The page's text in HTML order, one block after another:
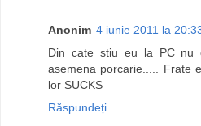
Anonim 4 iunie 2011 la
Din cate stiu eu la PC nu
asemena porcarie..... Frate
lor SUCKS
Răspundeți